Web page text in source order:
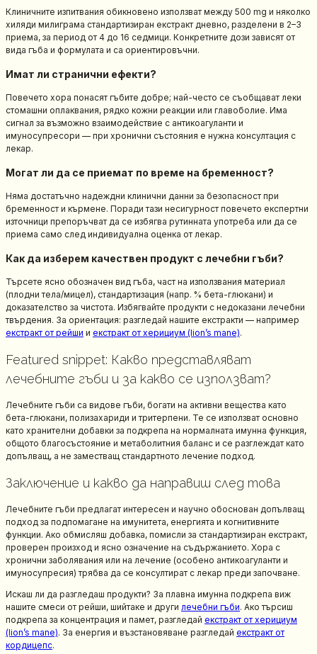
Клиничните изпитвания обикновено използват между 500 mg и няколко
хиляди милиграма стандартизиран екстракт дневно, разделени в 2–3
приема, за период от 4 до 16 седмици. Конкретните дози зависят от
вида гъба и формулата и са ориентировъчни.
Имат ли странични ефекти?
Повечето хора понасят гъбите добре; най-често се съобщават леки
стомашни оплаквания, рядко кожни реакции или главоболие. Има
сигнал за възможно взаимодействие с антикоагуланти и
имуносупресори — при хронични състояния е нужна консултация с
лекар.
Могат ли да се приемат по време на бременност?
Няма достатъчно надеждни клинични данни за безопасност при
бременност и кърмене. Поради тази несигурност повечето експертни
източници препоръчват да се избягва рутинната употреба или да се
приема само след индивидуална оценка от лекар.
Как да изберем качествен продукт с лечебни гъби?
Търсете ясно обозначен вид гъба, част на използвания материал
(плодни тела/мицел), стандартизация (напр. % бета-глюкани) и
доказателство за чистота. Избягвайте продукти с недоказани лечебни
твърдения. За ориентация: разгледай нашите екстракти — например
екстракт от рейши и екстракт от херициум (lion’s mane).
Featured snippet: Какво представляват
лечебните гъби и за какво се използват?
Лечебните гъби са видове гъби, богати на активни вещества като
бета-глюкани, полизахариди и тритерпени. Те се използват основно
като хранителни добавки за подкрепа на нормалната имунна функция,
общото благосъстояние и метаболитния баланс и се разглеждат като
допълващ, а не заместващ стандартното лечение подход.
Заключение и какво да направиш след това
Лечебните гъби предлагат интересен и научно обоснован допълващ
подход за подпомагане на имунитета, енергията и когнитивните
функции. Ако обмисляш добавка, помисли за стандартизиран екстракт,
проверен произход и ясно означение на съдържанието. Хора с
хронични заболявания или на лечение (особено антикоагуланти и
имуносупресия) трябва да се консултират с лекар преди започване.
Искаш ли да разгледаш продукти? За плавна имунна подкрепа виж
нашите смеси от рейши, шийтаке и други лечебни гъби. Ако търсиш
подкрепа за концентрация и памет, разгледай екстракт от херициум
(lion’s mane). За енергия и възстановяване разгледай екстракт от
кордицепс.